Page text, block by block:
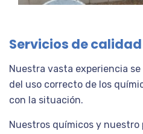
Servicios de calidad
Nuestra vasta experiencia
del uso correcto de los
con la situación.
Nuestros químicos y nuestro